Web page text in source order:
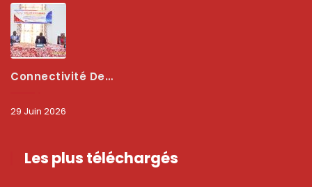
Connectivité Des Territoires : L’ARCEP Et Les Collectivités Territoriales Scellent Un Pacte Stratégique À Bobo-Dioulasso Pour Booster La Qualité Des Réseaux
29 Juin 2026
Les plus téléchargés